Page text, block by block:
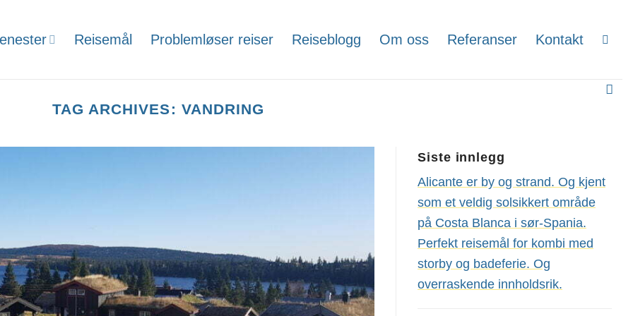
Reisemål Problemløser reiser Reiseblogg Om oss Referanser Kontakt
TAG ARCHIVES: VANDRING
Siste innlegg
Alicante er by og strand. Og kjent
som et veldig solsikkert område
på Costa Blanca i sør-Spania.
Perfekt reisemål for kombi med
storby og badeferie. Og
overraskende innholdsrik.